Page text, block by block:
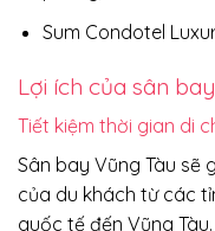
Sum Condotel
Lợi ích của sân
Tiết kiệm thời gian di
Sân bay Vũng Tàu sẽ
của du khách từ các
quốc tế đến Vũng